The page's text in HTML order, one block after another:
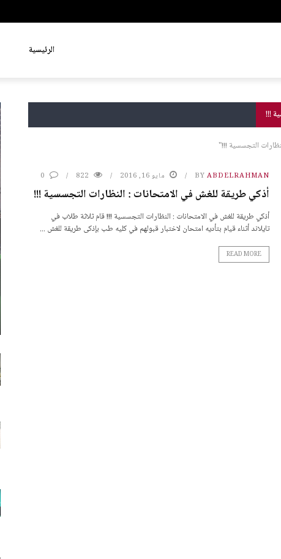
الرئيسية
BYABDELRAHMAN مايو 16, 2016 822
0
أذكي طريقة للغش في الامتحانات : النظارات التجسسية !!!
أذكي طريقة للغش في الامتحانات : النظارات التجسسية !!! قام ثلاثة طلاب في
تايلاند أثناء قيام بتأديه امتحان لاختبار قبولهم في كليه طب بإذكى طريقة للغش ...
READ MORE